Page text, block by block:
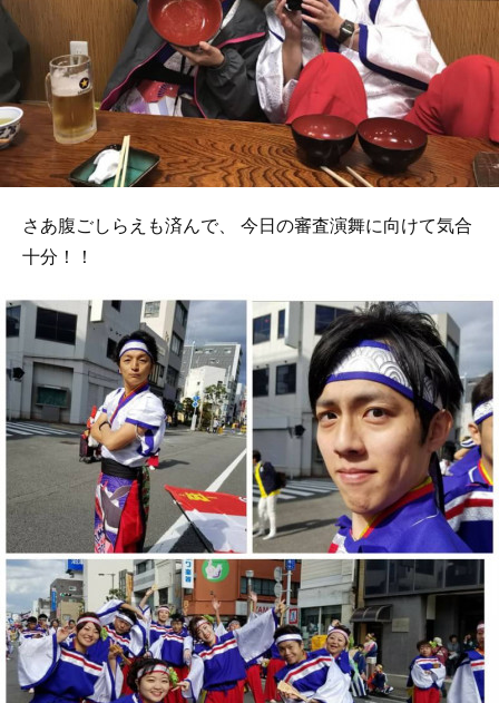
さあ腹ごしらえも済んで、 今日の審査演舞に向けて気合
十分！！